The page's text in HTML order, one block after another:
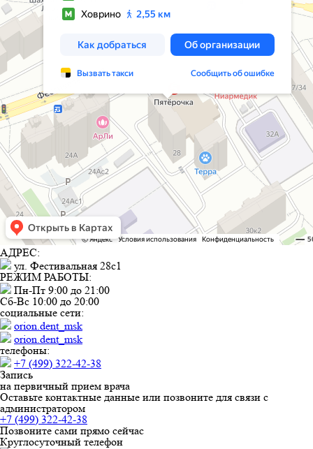
АДРЕС:
ул. Фестивальная 28с1
РЕЖИМ РАБОТЫ:
Пн-Пт 9:00 до 21:00
Сб-Вс 10:00 до 20:00
социальные сети:
orion.dent_msk
orion.dent_msk
телефоны:
+7 (499) 322-42-38
Запись
на первичный прием врача
Оставьте контактные данные или позвоните для связи с
администратором
+7 (499) 322-42-38
Позвоните сами прямо сейчас
Круглосуточный телефон